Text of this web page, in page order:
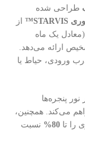
طراحی شده
از
(معادل یک ماه
ارائه می‌دهد.
پوشش درب ورودی، حیاط یا
پنجره‌ها
می‌کند. همچنین،
را تا 80%
نسبت